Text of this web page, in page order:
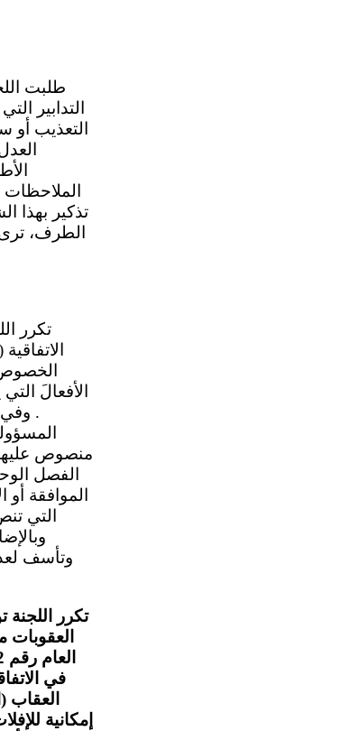
التدابير
التعذيب أو
الملاحظات
الأفعالَ
. وفي
منصوص عليها
الفصل
في
إمكانية